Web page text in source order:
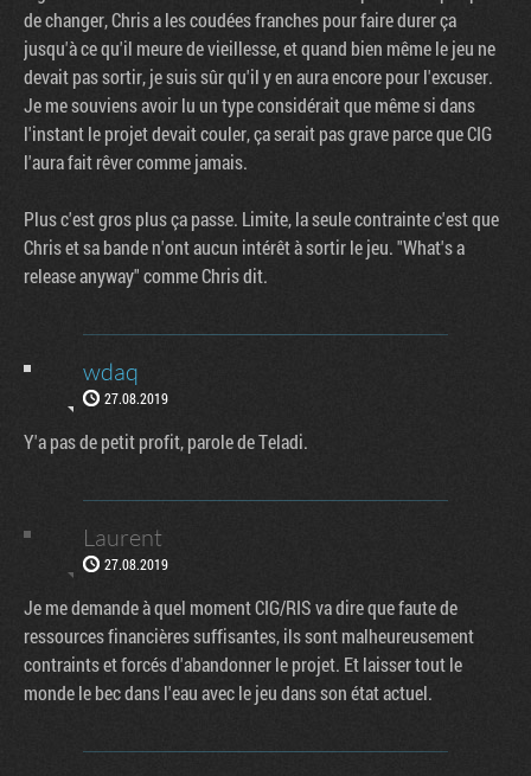
de changer, Chris a les coudées franches pour faire durer ça
jusqu'à ce qu'il meure de vieillesse, et quand bien même le jeu ne
devait pas sortir, je suis sûr qu'il y en aura encore pour l'excuser.
Je me souviens avoir lu un type considérait que même si dans
l'instant le projet devait couler, ça serait pas grave parce que CIG
l'aura fait rêver comme jamais.
Plus c'est gros plus ça passe. Limite, la seule contrainte c'est que
Chris et sa bande n'ont aucun intérêt à sortir le jeu. "What's a
release anyway" comme Chris dit.
wdaq
27.08.2019
Y'a pas de petit profit, parole de Teladi.
Laurent
27.08.2019
Je me demande à quel moment CIG/RIS va dire que faute de
ressources financières suffisantes, ils sont malheureusement
contraints et forcés d'abandonner le projet. Et laisser tout le
monde le bec dans l'eau avec le jeu dans son état actuel.